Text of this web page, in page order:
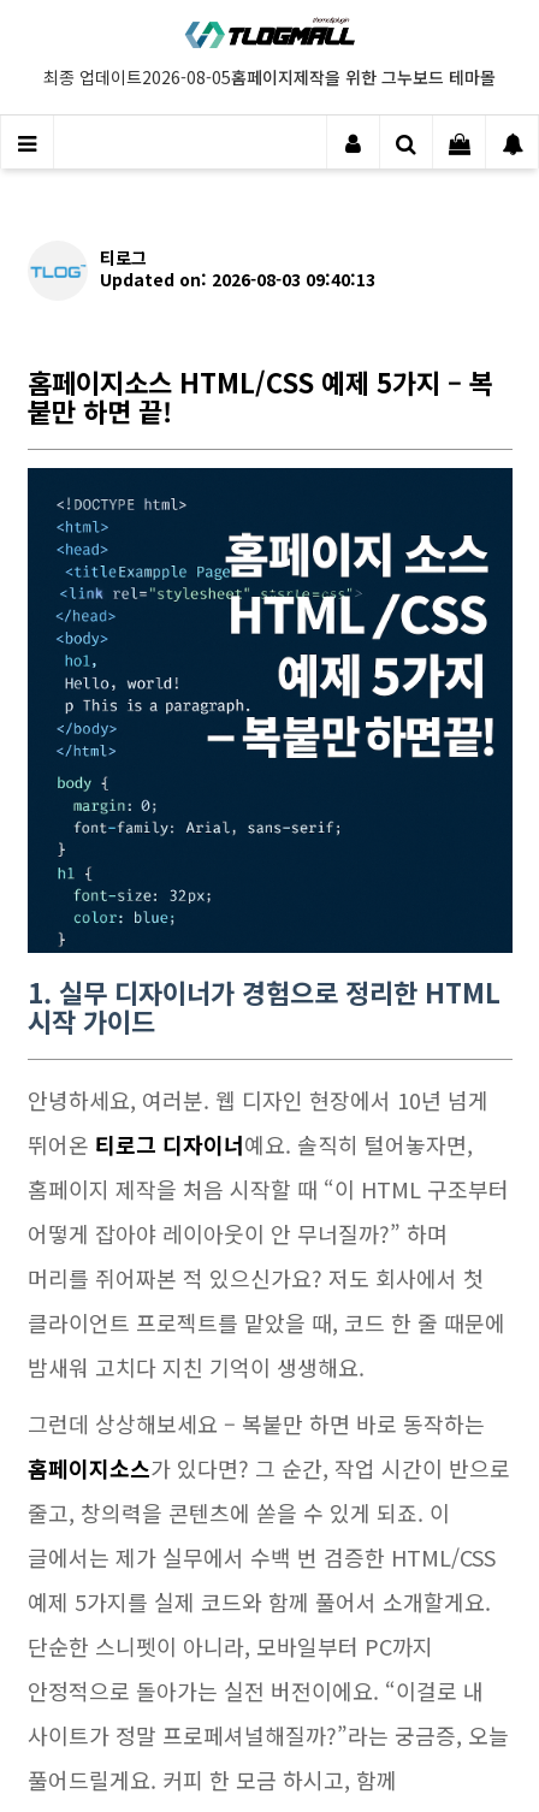
최종 업데이트2026-08-05홈페이지제작을 위한 그누보드 테마몰
티로그
Updated on: 2026-08-03 09:40:13
홈페이지소스 HTML/CSS 예제 5가지 – 복
붙만 하면 끝!
1. 실무 디자이너가 경험으로 정리한 HTML
시작 가이드
안녕하세요, 여러분. 웹 디자인 현장에서 10년 넘게
뛰어온 티로그 디자이너예요. 솔직히 털어놓자면,
홈페이지 제작을 처음 시작할 때 “이 HTML 구조부터
어떻게 잡아야 레이아웃이 안 무너질까?” 하며
머리를 쥐어짜본 적 있으신가요? 저도 회사에서 첫
클라이언트 프로젝트를 맡았을 때, 코드 한 줄 때문에
밤새워 고치다 지친 기억이 생생해요.
그런데 상상해보세요 – 복붙만 하면 바로 동작하는
홈페이지소스가 있다면? 그 순간, 작업 시간이 반으로
줄고, 창의력을 콘텐츠에 쏟을 수 있게 되죠. 이
글에서는 제가 실무에서 수백 번 검증한 HTML/CSS
예제 5가지를 실제 코드와 함께 풀어서 소개할게요.
단순한 스니펫이 아니라, 모바일부터 PC까지
안정적으로 돌아가는 실전 버전이에요. “이걸로 내
사이트가 정말 프로페셔널해질까?”라는 궁금증, 오늘
풀어드릴게요. 커피 한 모금 하시고, 함께